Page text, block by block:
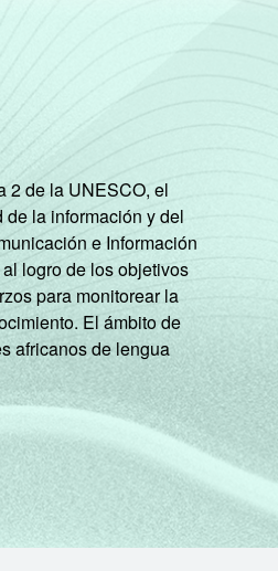
2 de la UNESCO, el
la información y del
e Información
logro de los objetivos
para monitorear la
El ámbito de
africanos de lengua